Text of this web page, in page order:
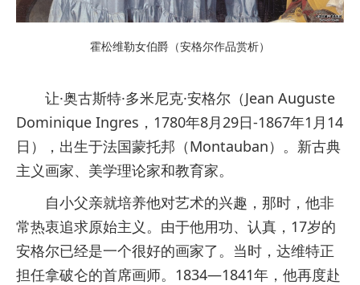
霍松维勒女伯爵（安格尔作品赏析）
让·奥古斯特·多米尼克·安格尔（Jean Auguste
Dominique Ingres，1780年8月29日-1867年1月14
日），出生于法国蒙托邦（Montauban）。新古典
主义画家、美学理论家和教育家。
自小父亲就培养他对艺术的兴趣，那时，他非
常热衷追求原始主义。由于他用功、认真，17岁的
安格尔已经是一个很好的画家了。当时，达维特正
担任拿破仑的首席画师。1834—1841年，他再度赴